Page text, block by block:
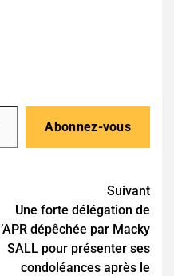
Abonnez-vous
Suivant
Une forte délégation de
l’APR dépêchée par Macky
SALL pour présenter ses
condoléances après le